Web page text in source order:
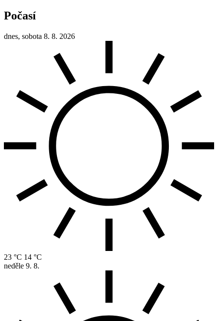
Počasí
dnes, sobota 8. 8. 2026
23 °C 14 °C
neděle 9. 8.